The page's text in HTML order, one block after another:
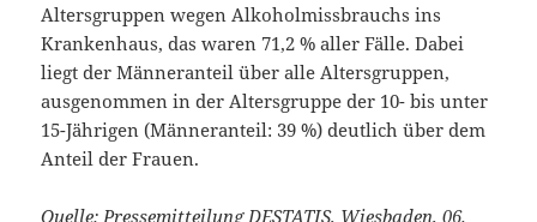
Altersgruppen wegen Alkoholmissbrauchs ins
Krankenhaus, das waren 71,2 % aller Fälle. Dabei
liegt der Männeranteil über alle Altersgruppen,
ausgenommen in der Altersgruppe der 10- bis unter
15-Jährigen (Männeranteil: 39 %) deutlich über dem
Anteil der Frauen.
Quelle: Pressemitteilung DESTATIS, Wiesbaden, 06.